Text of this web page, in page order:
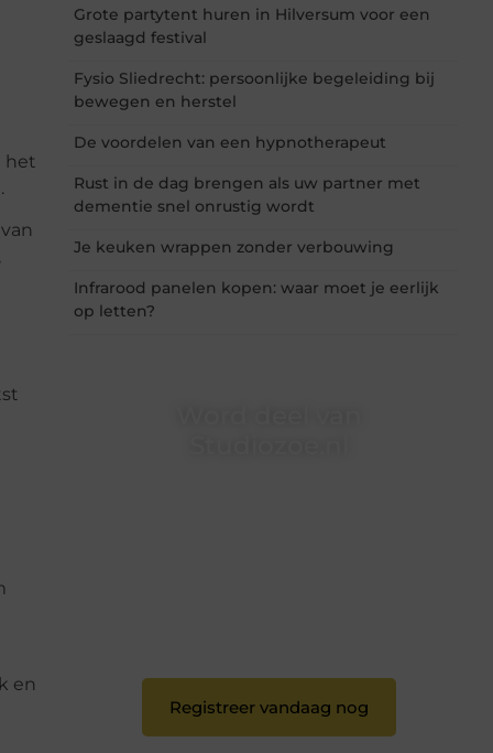
het
en
Grote partytent huren in Hilversum voor een
geslaagd festival
Fysio Sliedrecht: persoonlijke begeleiding bij
bewegen en herstel
De voordelen van een hypnotherapeut
Rust in de dag brengen als uw partner met
dementie snel onrustig wordt
Je keuken wrappen zonder verbouwing
Infrarood panelen kopen: waar moet je eerlijk
op letten?
Registreer vandaag nog